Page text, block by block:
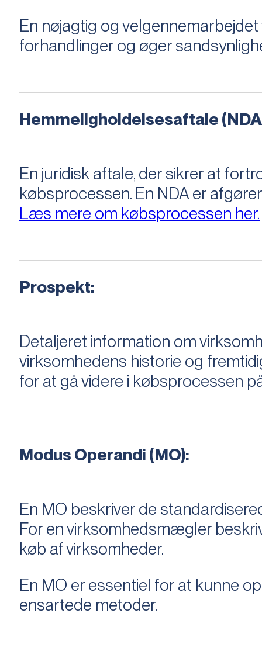
En nøjagtig og
forhandlinger og øger
Hemmeligholdelsesaftale
En juridisk aftale, der sikrer at
købsprocessen​​. En NDA er
Læs mere om købsprocessen her.
Prospekt:
Detaljeret information om
virksomhedens historie og
for at gå videre i købsprocessen
Modus Operandi (MO):
En MO beskriver de
For en virksomhedsmægler
køb af virksomheder.
En MO er essentiel for at kunne
ensartede metoder.